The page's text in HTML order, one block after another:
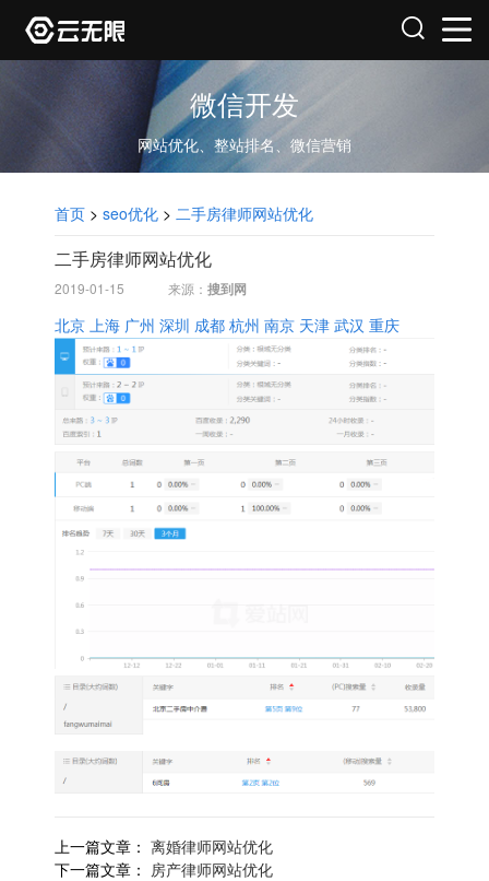
微信开发
网站优化、整站排名、微信营销
首页 > seo优化 > 二手房律师网站优化
二手房律师网站优化
2019-01-15 来源： 搜到网
北京 上海 广州 深圳 成都 杭州 南京 天津 武汉 重庆
上一篇文章： 离婚律师网站优化
下一篇文章： 房产律师网站优化